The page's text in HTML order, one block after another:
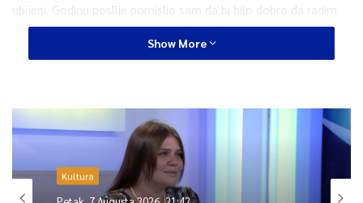
ubijeni. Godinu poslije pomislio sam da bi bilo dobro da radim
ilustracije svakog 11. u svakom mjesecu, svake godine”,
ispričao je Delić za Anadolu Agency.
“Skoro da i nije bilo problema osim par ljudi koji su uvijek tu da
provociraju i govore da se genocid nije dogodio. Ali to je jako
mali broj ljudi koji se jave, uglavnom se radi o istim ljudima.
Međutim, ostali ljudi, a ima ih i iz različitih zemalja, uzimaju te
Show More
Kultura